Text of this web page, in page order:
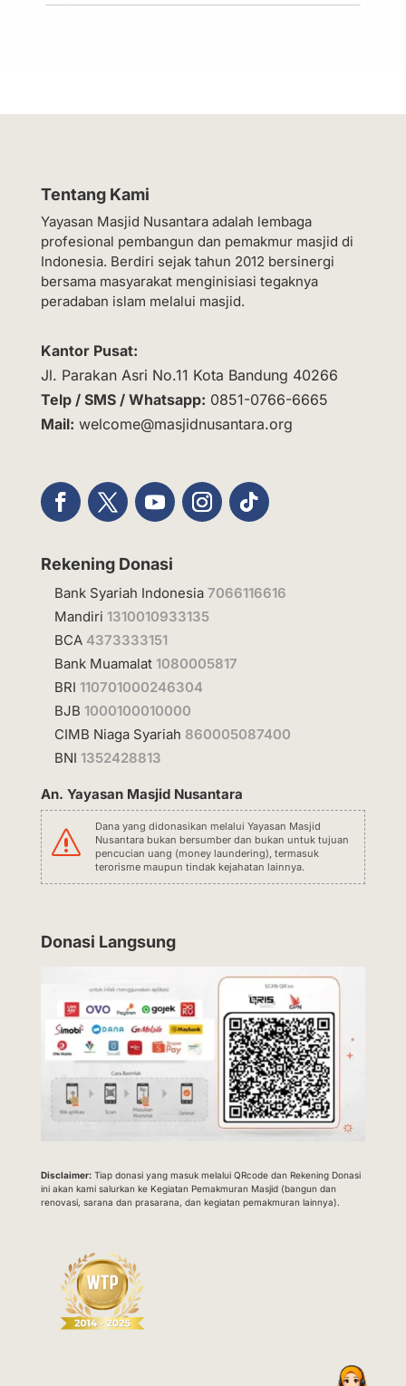
Tentang Kami
Yayasan Masjid Nusantara adalah lembaga
profesional pembangun dan pemakmur masjid di
Indonesia. Berdiri sejak tahun 2012 bersinergi
bersama masyarakat menginisiasi tegaknya
peradaban islam melalui masjid.
Kantor Pusat:
Jl. Parakan Asri No.11 Kota Bandung 40266
Telp / SMS / Whatsapp: 0851-0766-6665
Mail: welcome@masjidnusantara.org
Rekening Donasi
Bank Syariah Indonesia 7066116616
Mandiri 1310010933135
BCA 4373333151
Bank Muamalat 1080005817
BRI 110701000246304
BJB 1000100010000
CIMB Niaga Syariah 860005087400
BNI 1352428813
An. Yayasan Masjid Nusantara
s
Dana yang didonasikan melalui Yayasan Masjid
Nusantara bukan bersumber dan bukan untuk tujuan
pencucian uang (money laundering), termasuk
terorisme maupun tindak kejahatan lainnya.
Donasi Langsung
Disclaimer:Tiap donasi yang masuk melalui QRcode dan Rekening Donasi
ini akan kami salurkan ke Kegiatan Pemakmuran Masjid (bangun dan
renovasi, sarana dan prasarana, dan kegiatan pemakmuran lainnya).